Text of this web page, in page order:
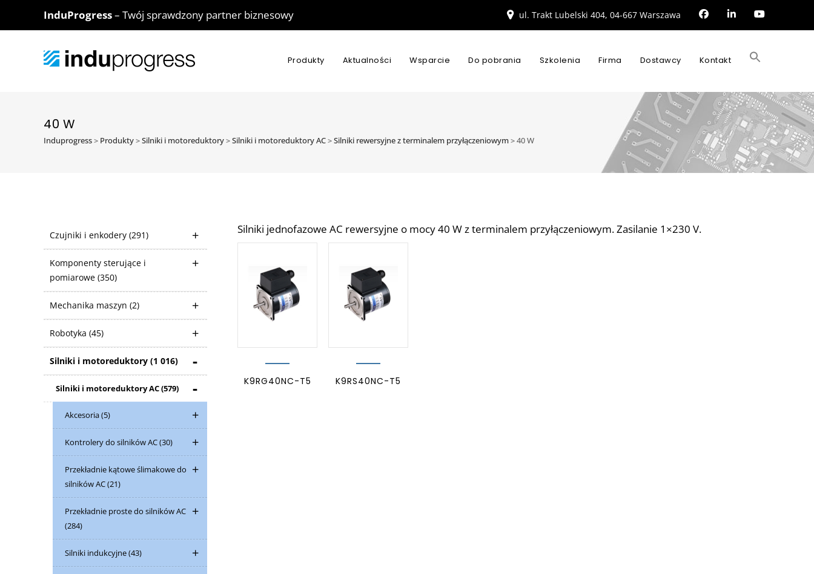
InduProgress– Twój sprawdzony partner biznesowy ul. Trakt Lubelski 404, 04-667 Warszawa
Produkty Aktualności Wsparcie Do pobrania Szkolenia Firma Dostawcy Kontakt
40 W
Induprogress> Produkty>Silniki i motoreduktory>Silniki i motoreduktory AC>Silniki rewersyjne z terminalem przyłączeniowym>40 W
Czujniki i enkodery (291)
Komponenty sterujące i
pomiarowe (350)
Mechanika maszyn (2)
Robotyka (45)
Silniki i motoreduktory (1 016)
Silniki i motoreduktory AC(579)
Akcesoria(5)
Kontrolery do silników AC(30)
Przekładnie kątowe ślimakowe do
silników AC(21)
Przekładnie proste do silników AC
(284)
Silniki indukcyjne(43)
Silniki jednofazowe AC rewersyjne o mocy 40 W z terminalem przyłączeniowym. Zasilanie 1×230 V.
K9RG40NC-T5 K9RS40NC-T5